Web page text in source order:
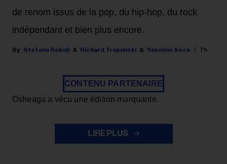
de renom issus de la pop, du hip-hop, du rock
indépendant et bien plus encore.
Stefano Rebuli Richard Trapunski Yasmine Seck 7h
CONTENU PARTENAIRE
Osheaga a vécu une édition marquante.
LIRE PLUS